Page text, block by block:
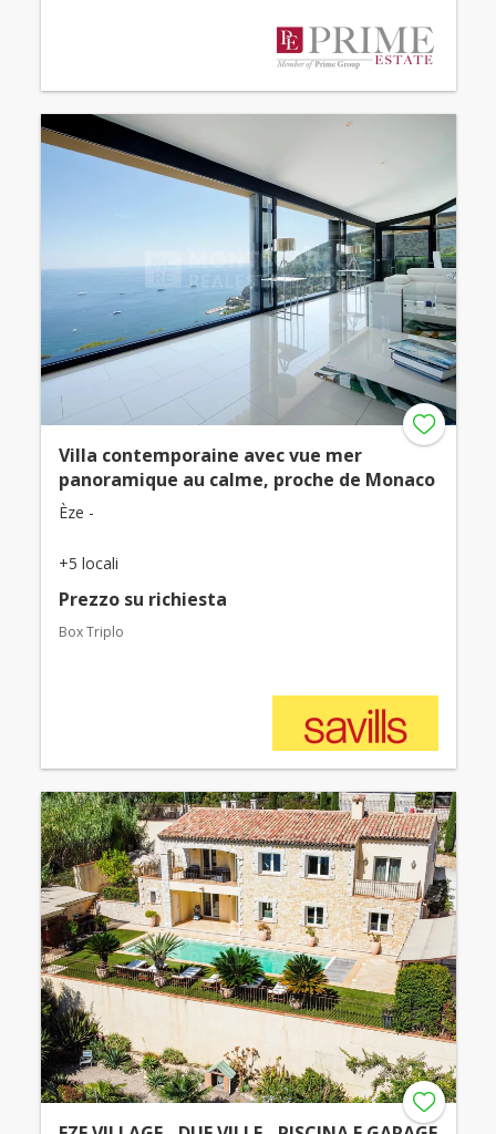
Villa contemporaine avec vue mer
panoramique au calme, proche de Monaco
Èze -
+5 locali
Prezzo su richiesta
Box Triplo